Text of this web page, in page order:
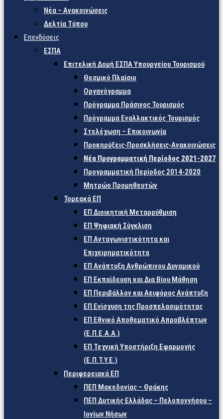
Νέα – Ανακοινώσεις
Δελτία Τύπου
Επενδύσεις
ΕΣΠΑ
Επιτελική Δομή ΕΣΠΑ Υπουργείου Τουρισμού
Θεσμικό Πλαίσιο
Οργανόγραμμα
Πρόγραμμα Πράσινος Τουρισμός
Πρόγραμμα Εναλλακτικός Τουρισμός
Στελέχωση – Επικοινωνία
Προκηρύξεις-Προσκλήσεις-Ανακοινώσεις
Νέα Προγραμματική Περίοδος 2021-2027
Προγραμματική Περίοδος 2014-2020
Μητρώο Προμηθευτών
Τομεακά ΕΠ
ΕΠ Διοικητική Μεταρρύθμιση
ΕΠ Ψηφιακή Σύγκλιση
ΕΠ Ανταγωνιστικότητα και
Επιχειρηματικότητα
ΕΠ Ανάπτυξη Ανθρώπινου Δυναμικού
ΕΠ Εκπαίδευση και Δια Βίου Μάθηση
ΕΠ Περιβάλλον και Αειφόρος Ανάπτυξη
ΕΠ Ενίσχυση της Προσπελασιμότητας
ΕΠ Εθνικό Αποθεματικό Απροβλέπτων
(Ε.Π.Ε.Α.Α.)
ΕΠ Τεχνική Υποστήριξη Εφαρμογής
(Ε.Π.Τ.Υ.Ε.)
Περιφερειακά ΕΠ
ΠΕΠ Μακεδονίας – Θράκης
ΠΕΠ Δυτικής Ελλάδας – Πελοποννήσου –
Ιονίων Νήσων